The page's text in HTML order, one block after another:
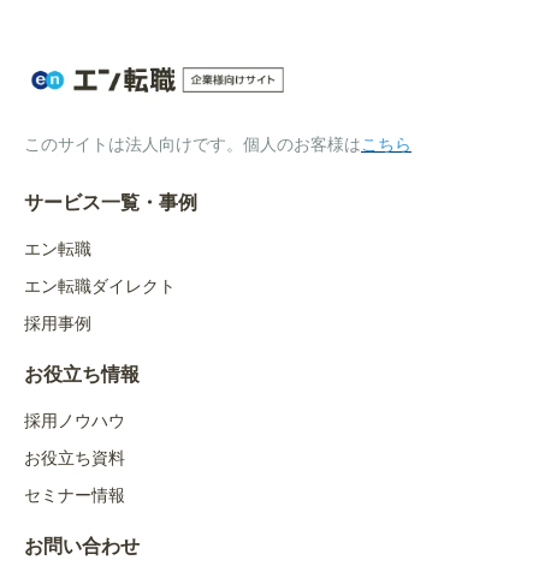
このサイトは法人向けです。個人のお客様はこちら
サービス一覧・事例
エン転職
エン転職ダイレクト
採用事例
お役立ち情報
採用ノウハウ
お役立ち資料
セミナー情報
お問い合わせ